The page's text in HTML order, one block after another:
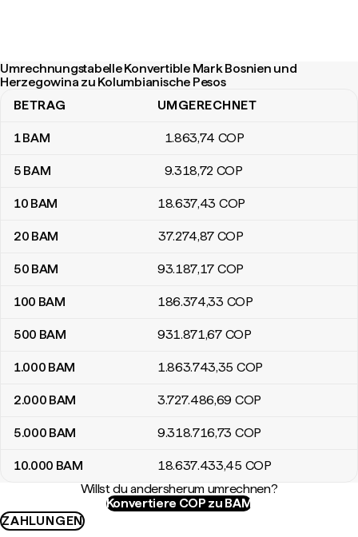
Umrechnungstabelle Konvertible Mark Bosnien und
Herzegowina zu Kolumbianische Pesos
Umrechnungstabelle Konvertible Mark Bosnien und
BETRAG UMGERECHNET
1BAM 1.863,74 COP
5 BAM 9.318,72 COP
10 BAM 18.637,43 COP
20 BAM 37.274,87 COP
50 BAM 93.187,17 COP
100 BAM 186.374,33 COP
500 BAM 931.871,67 COP
1.000 BAM 1.863.743,35 COP
2.000 BAM 3.727.486,69 COP
5.000 BAM 9.318.716,73 COP
10.000 BAM 18.637.433,45 COP
Willst du andersherum umrechnen?
Konvertiere COP zu BAM
ZAHLUNGEN